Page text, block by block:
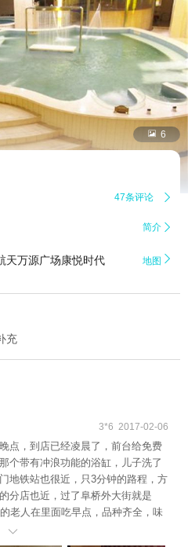
 6
47条评论 
简介 
天万源广场康悦时代 地图 
充
3*6 2017-02-06
点，到店已经凌晨了，前台给免费
个带有冲浪功能的浴缸，儿子洗了
地铁站也很近，只3分钟的路程，方
分店也近，过了阜桥外大街就是
老人在里面吃早点，品种齐全，味
这里的。
